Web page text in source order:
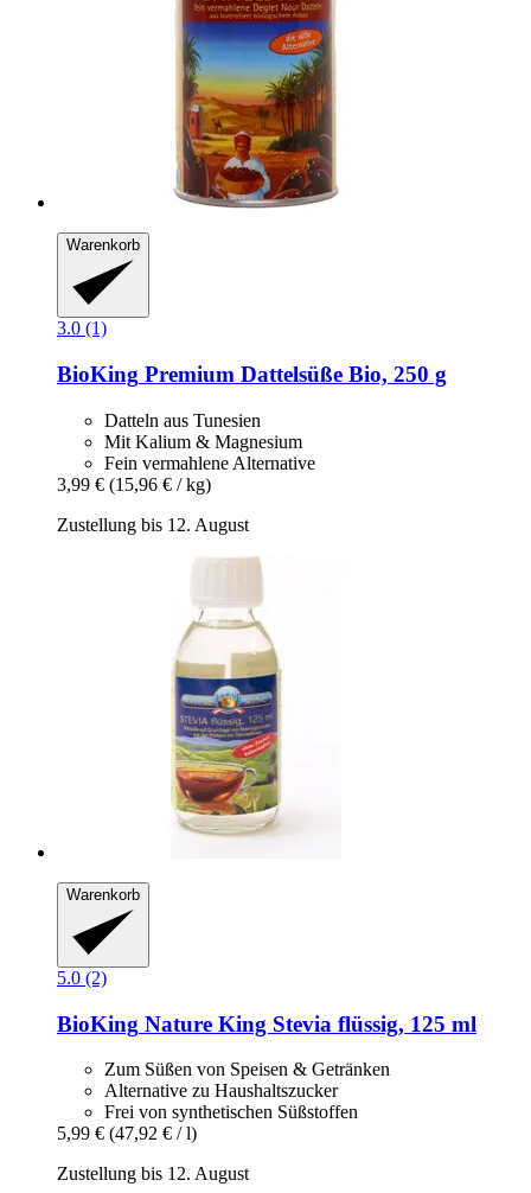
Warenkorb
3.0 (1)
BioKing Premium Dattelsüße Bio, 250 g
Datteln aus Tunesien
Mit Kalium & Magnesium
Fein vermahlene Alternative
3,99 € (15,96 € / kg)
Zustellung bis 12. August
Warenkorb
5.0 (2)
BioKing Nature King Stevia flüssig, 125 ml
Zum Süßen von Speisen & Getränken
Alternative zu Haushaltszucker
Frei von synthetischen Süßstoffen
5,99 € (47,92 € / l)
Zustellung bis 12. August